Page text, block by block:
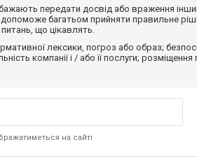
бажають передати досвід або враження
багатьом прийняти правильне
що цікавлять.
лексики, погроз або образ;
компанії і / або її послуги;
на сайті